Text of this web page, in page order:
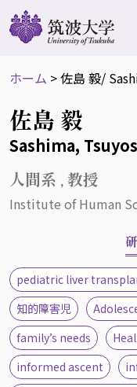
ホーム >佐島 毅/
佐島 毅
Sashima,
人間系 , 教授
Institute of Human
pediatric liver
知的障害児
family’s needs
informed ascent